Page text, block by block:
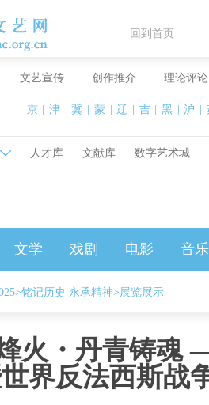
回到首页
文艺宣传 创作推介 理论评论
京 津 冀 蒙 辽 吉 黑 沪
人才库 文献库 数字艺术城
文学 戏剧 电影 音乐
>铭记历史 永承精神>展览展示
火・丹青铸魂
界反法西斯战